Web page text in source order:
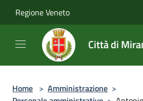
Regione Veneto
Città di
Home > Amministrazione >